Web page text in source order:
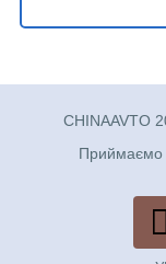
CHINAAVTO
Приймаємо